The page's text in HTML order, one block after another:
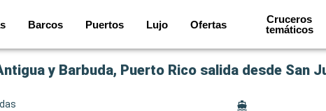
Barcos Puertos Lujo Ofertas
Cruceros
temáticos
y Barbuda, Puerto Rico salida desde San